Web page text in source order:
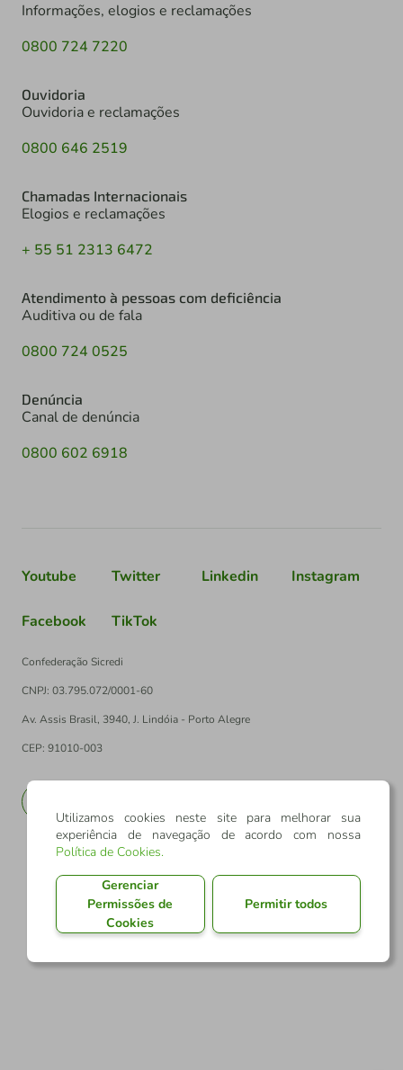
Informações, elogios e reclamações
0800 724 7220
Ouvidoria
Ouvidoria e reclamações
0800 646 2519
Chamadas Internacionais
Elogios e reclamações
+ 55 51 2313 6472
Atendimento à pessoas com deficiência
Auditiva ou de fala
0800 724 0525
Denúncia
Canal de denúncia
0800 602 6918
Youtube Twitter Linkedin Instagram
Facebook TikTok
Confederação Sicredi
CNPJ: 03.795.072/0001-60
Av. Assis Brasil, 3940, J. Lindóia - Porto Alegre
CEP: 91010-003
Utilizamos cookies neste site para melhorar sua
experiência de navegação de acordo com nossa
Política de Cookies.
Gerenciar
Permissões de
Cookies
Permitir todos